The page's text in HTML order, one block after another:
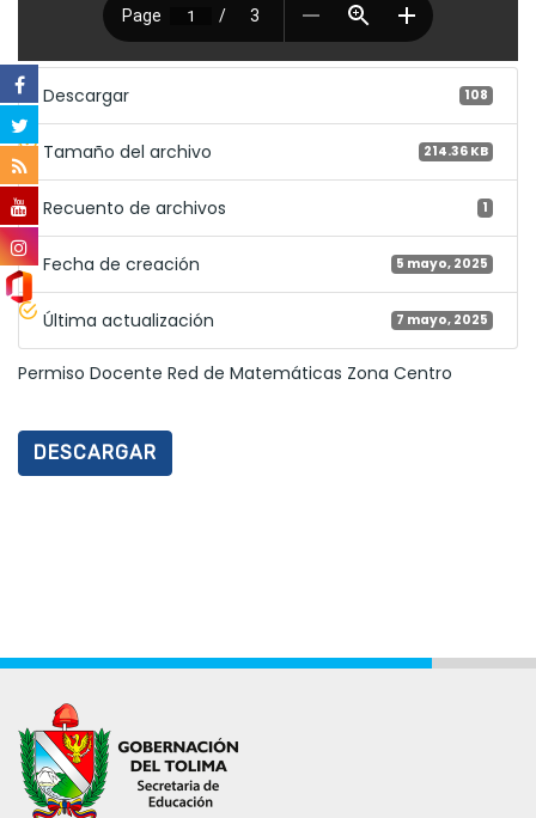
Descargar 108
Tamaño del archivo 214.36 KB
Recuento de archivos 1
Fecha de creación 5 mayo, 2025
Última actualización 7 mayo, 2025
Permiso Docente Red de Matemáticas Zona Centro
DESCARGAR